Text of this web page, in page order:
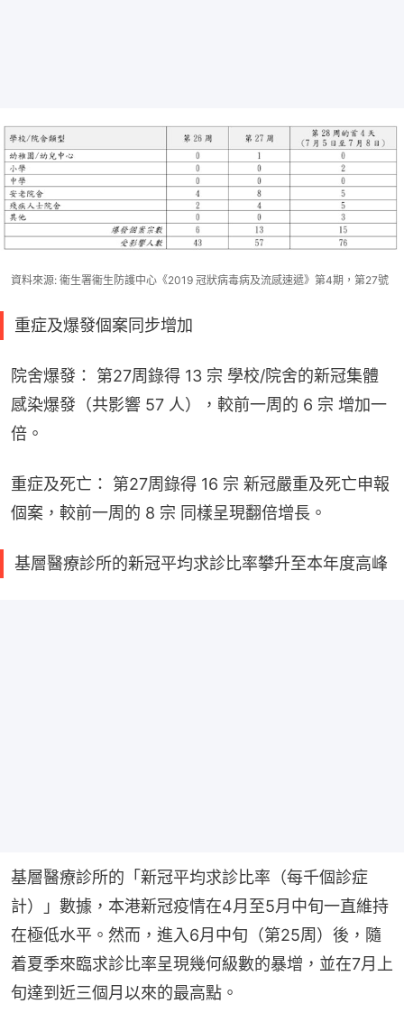
資料來源: 衞生署衞生防護中心《2019 冠狀病毒病及流感速遞》第4期，第27號
重症及爆發個案同步增加
院舍爆發： 第27周錄得 13 宗 學校/院舍的新冠集體
感染爆發（共影響 57 人），較前一周的 6 宗 增加一
倍。
重症及死亡： 第27周錄得 16 宗 新冠嚴重及死亡申報
個案，較前一周的 8 宗 同樣呈現翻倍增長。
基層醫療診所的新冠平均求診比率攀升至本年度高峰
基層醫療診所的「新冠平均求診比率（每千個診症
計）」數據，本港新冠疫情在4月至5月中旬一直維持
在極低水平。然而，進入6月中旬（第25周）後，隨
着夏季來臨求診比率呈現幾何級數的暴增，並在7月上
旬達到近三個月以來的最高點。